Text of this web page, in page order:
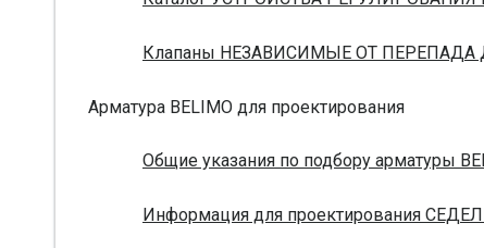
Клапаны НЕЗАВИСИМЫЕ ОТ ПЕРЕПАДА
Арматура BELIMO для проектирования
Общие указания по подбору арматуры
Информация для проектирования